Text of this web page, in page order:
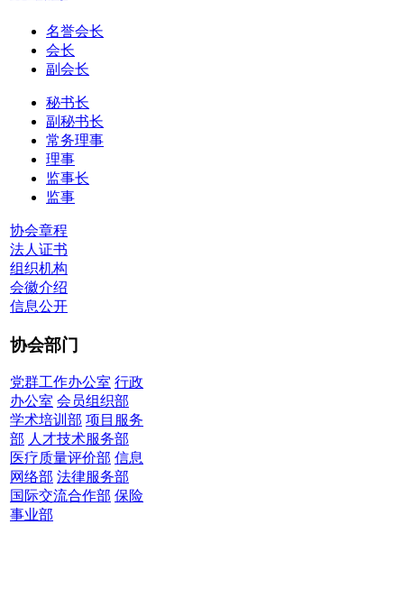
名誉会长
会长
副会长
秘书长
副秘书长
常务理事
理事
监事长
监事
协会章程
法人证书
组织机构
会徽介绍
信息公开
协会部门
党群工作办公室 行政
办公室 会员组织部
学术培训部 项目服务
部 人才技术服务部
医疗质量评价部 信息
网络部 法律服务部
国际交流合作部 保险
事业部